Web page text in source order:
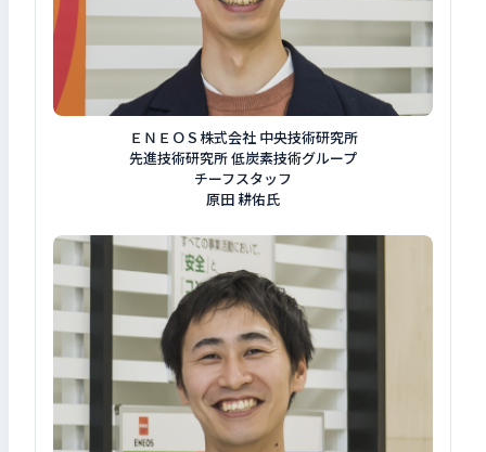
ＥＮＥＯＳ株式会社 中央技術研究所
先進技術研究所 低炭素技術グループ
チーフスタッフ
原田 耕佑氏